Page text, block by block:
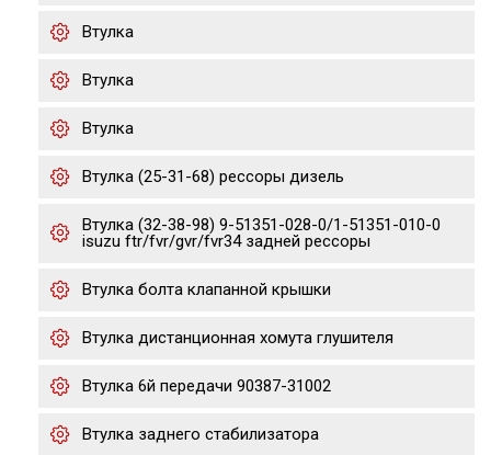
Втулка
Втулка
Втулка
Втулка (25-31-68) рессоры дизель
Втулка (32-38-98) 9-51351-028-0/1-51351-010-0
isuzu ftr/fvr/gvr/fvr34 задней рессоры
Втулка болта клапанной крышки
Втулка дистанционная хомута глушителя
Втулка 6й передачи 90387-31002
Втулка заднего стабилизатора